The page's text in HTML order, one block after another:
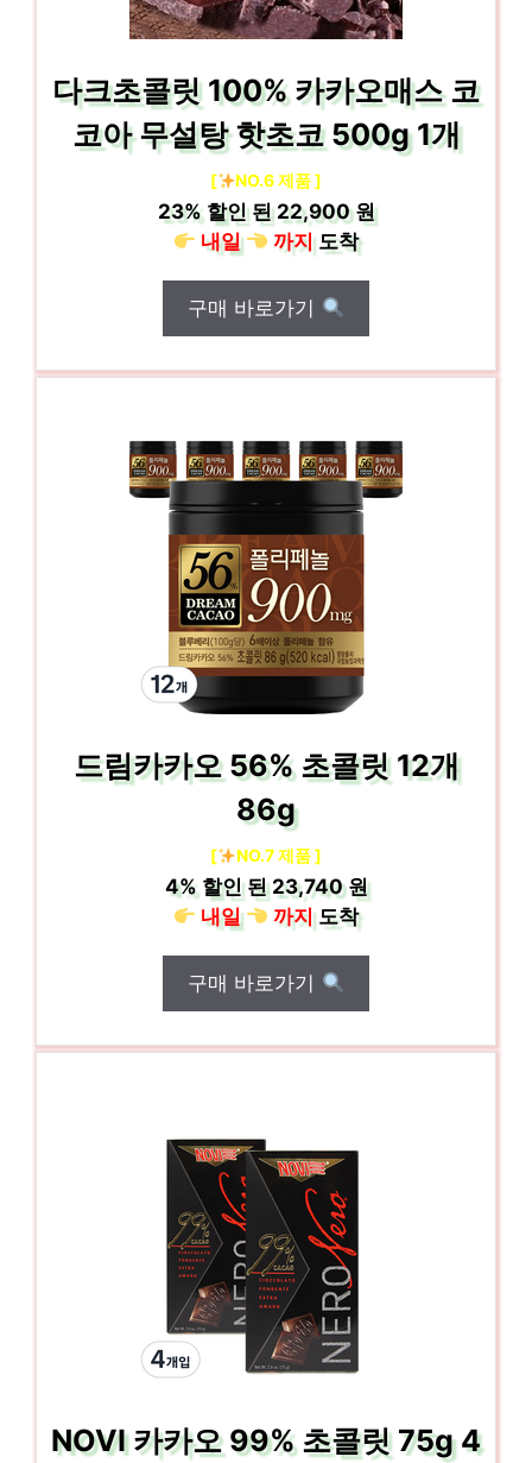
다크초콜릿 100% 카카오매스 코
코아 무설탕 핫초코 500g 1개
[ NO.6 제품 ]
23%할인 된22,900 원
내일
까지도착
구매 바로가기
드림카카오 56% 초콜릿 12개
86g
[ NO.7 제품 ]
4%할인 된23,740 원
내일
까지도착
구매 바로가기
NOVI 카카오 99% 초콜릿 75g 4